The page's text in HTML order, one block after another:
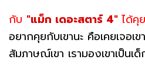
กับ "แม็ก เดอะสตาร์ 4" ได้คุ
อยากคุยกับเขานะ คือเคยเจอเ
สัมภาษณ์เขา เรามองเขาเป็น